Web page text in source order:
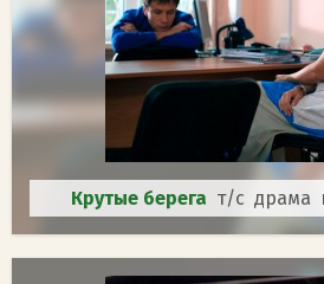
Крутые берега т/с драма